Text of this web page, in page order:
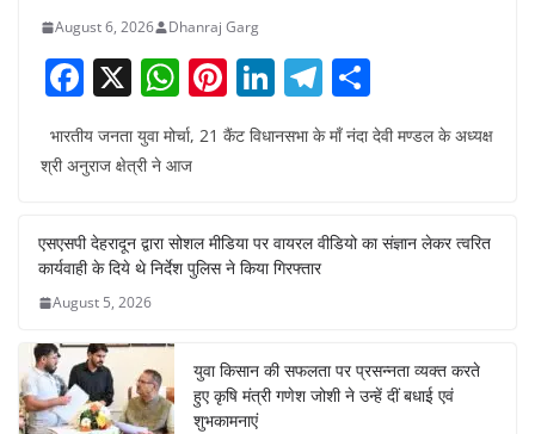
August 6, 2026 Dhanraj Garg
F
c
e
b
o
o
k
X W
h
at
A
p
Pi
nt
er
st
Li
k
dI
n
T
el
e
a
h
ar
भारतीय जनता युवा मोर्चा, 21 कैंट विधानसभा के माँ नंदा देवी मण्डल के अध्यक्ष
श्री अनुराज क्षेत्री ने आज
एसएसपी देहरादून द्वारा सोशल मीडिया पर वायरल वीडियो का संज्ञान लेकर त्वरित
कार्यवाही के दिये थे निर्देश पुलिस ने किया गिरफ्तार
August 5, 2026
युवा किसान की सफलता पर प्रसन्नता व्यक्त करते
हुए कृषि मंत्री गणेश जोशी ने उन्हें दीं बधाई एवं
शुभकामनाएं